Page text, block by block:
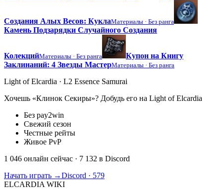
Создания Алых Весов: КуклаМатериалы · Без ранга
Камень Подзарядки Случайного Создания
КолекцийМатериалы · Без ранга
Купон на Книгу
Заклинаний: 4 Звезды МастерМатериалы · Без ранга
Light of Elcardia · L2 Essence Samurai
Хочешь «Клинок Секиры»? Добудь его на Light of Elcardia
Без pay2win
Свежий сезон
Честные рейты
Живое PvP
1 046 онлайн сейчас · 7 132 в Discord
Начать играть →Discord · 579
ELCARDIA WIKI